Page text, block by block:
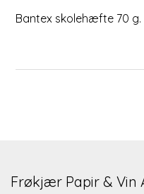
Bantex skolehæfte 70 g.
Frøkjær Papir & Vin